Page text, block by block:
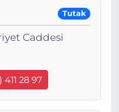
Tutak
Caddesi
411 28 97